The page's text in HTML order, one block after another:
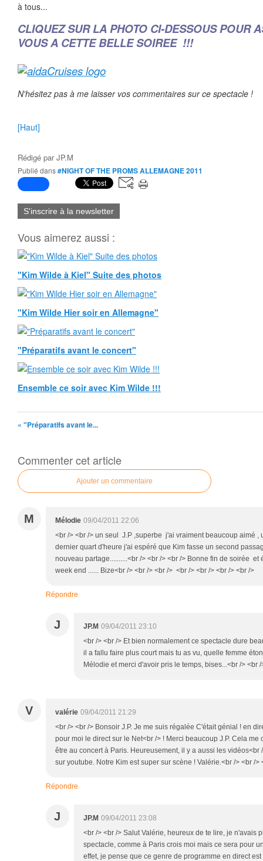
à tous...
CLIQUEZ SUR LA PHOTO CI-DESSOUS POUR
VOUS A CETTE BELLE SOIREE !!!
N'hésitez pas à me laisser vos commentaires sur ce spectacle !
[Haut]
Rédigé parJP.M
Publié dans#NIGHT OF THE PROMS ALLEMAGNE 2011
S'inscrire à la newsletter
Vous aimerez aussi :
"Kim Wilde à Kiel" Suite des photos
"Kim Wilde Hier soir en Allemagne"
"Préparatifs avant le concert"
Ensemble ce soir avec Kim Wilde !!!
« "Préparatifs avant le...
Commenter cet article
Ajouter un commentaire
M Mélodie 09/04/2011 22:06
<br /> <br /> un seul J.P ,superbe j'ai vraiment beaucoup aimé
dernier quart d'heure j'ai espéré que Kim fasse un second
nouveau partage..........<br /> <br /> <br /> Bonne fin de soirée
week end ...... Bize<br /> <br /> <br /> <br /> <br /> <br /> <br />
Répondre
J JP.M 09/04/2011 23:10
<br /> <br /> Et bien normalement ce spectacle dure
il a fallu faire plus court mais tu as vu, quelle femme
Mélodie et merci d'avoir pris le temps, bises...<br /> <br /
V valérie 09/04/2011 21:29
<br /> <br /> Bonsoir J.P. Je me suis régalée C'était génial ! en
pour moi le direct sur le Net<br /> ! Merci beaucoup J.P. Cela
être au concert à Paris. Heureusement, il y a aussi les
sur youtube. Notre Kim est super sur scène ! Valérie.<br /> <br />
Répondre
J JP.M 09/04/2011 23:08
<br /> <br /> Salut Valérie, heureux de te lire, je n'avais
spectacle, comme à Paris crois moi mais ce sera pour
effet, je pense que ce genre de programme en direct